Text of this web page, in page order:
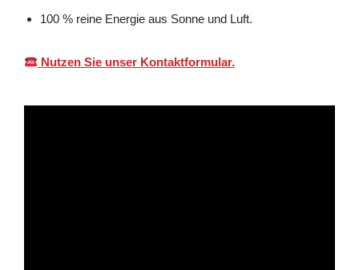
100 % reine Energie aus Sonne und Luft.
Nutzen Sie unser Kontaktformular.